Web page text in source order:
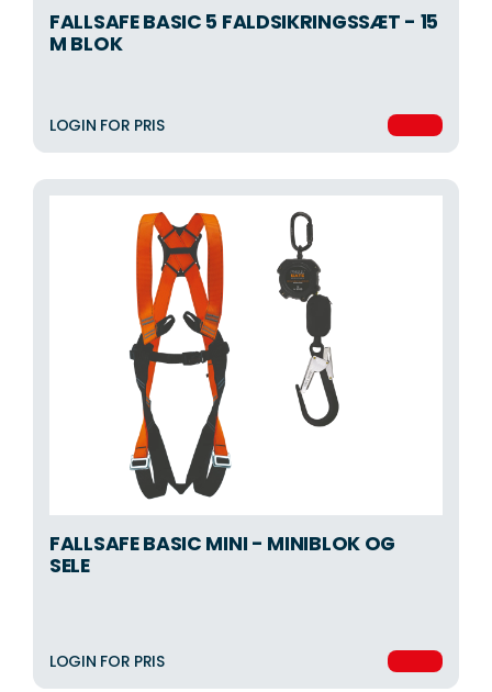
FALLSAFE BASIC 5 FALDSIKRINGSSÆT - 15
M BLOK
LOGIN FOR PRIS
FALLSAFE BASIC MINI - MINIBLOK OG
SELE
LOGIN FOR PRIS